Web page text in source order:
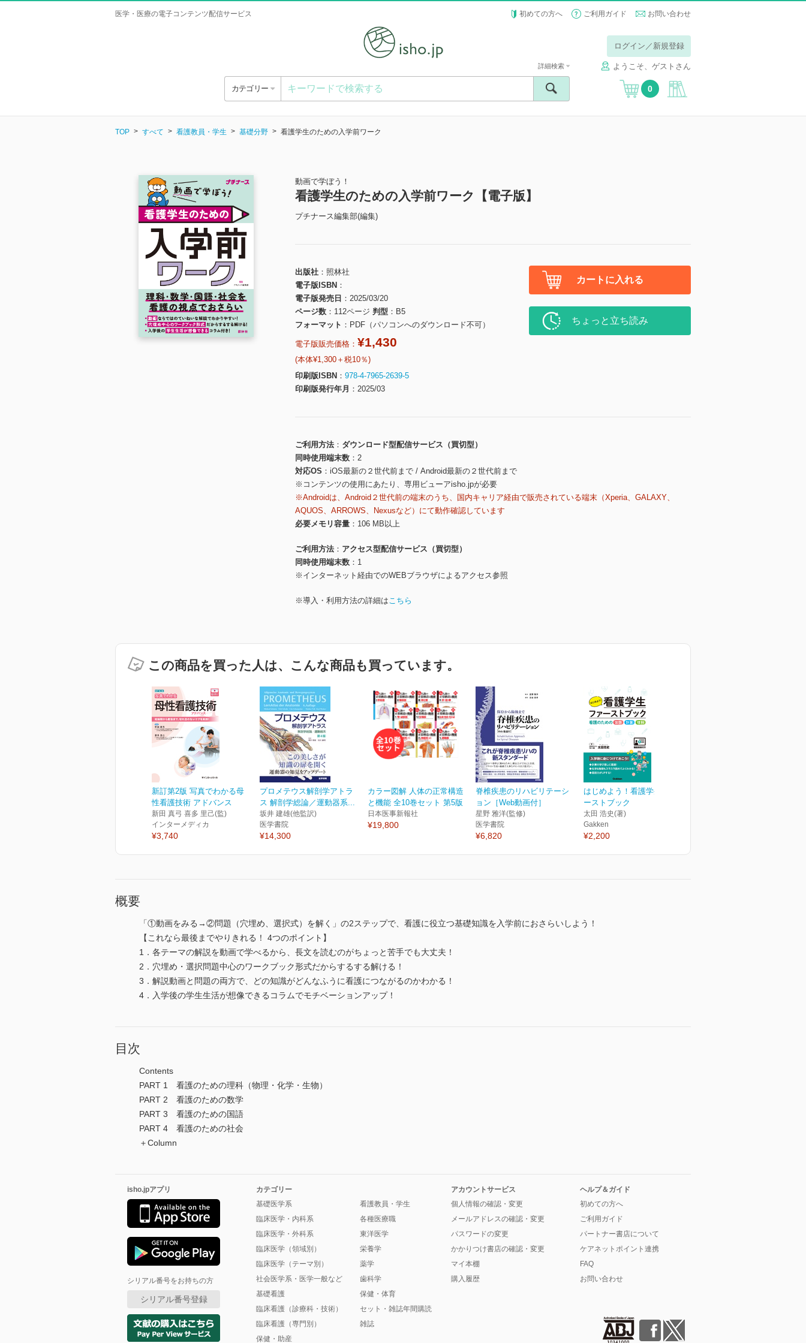
医学・医療の電子コンテンツ配信サービス 初めての方へ ご利用ガイド お問い合わせ
ログイン／新規登録
ようこそ、ゲストさん
カテゴリー
詳細検索
0
TOP すべて 看護教員・学生 基礎分野 看護学生のための入学前ワーク
動画で学ぼう！
看護学生のための入学前ワーク【電子版】
プチナース編集部(編集)
出版社
照林社
電子版ISBN
電子版発売日
2025/03/20
ページ数
112ページ 判型
B5
フォーマット
PDF（パソコンへのダウンロード不可）
電子版販売価格： ¥1,430
(本体¥1,300＋税10％)
印刷版ISBN
978-4-7965-2639-5
印刷版発行年月
2025/03
カートに入れる
ちょっと立ち読み
ご利用方法
ダウンロード型配信サービス（買切型）
同時使用端末数
2
対応OS
iOS最新の２世代前まで / Android最新の２世代前まで
※コンテンツの使用にあたり、専用ビューアisho.jpが必要
※Androidは、Android２世代前の端末のうち、国内キャリア経由で販売されている端末（Xperia、GALAXY、
AQUOS、ARROWS、Nexusなど）にて動作確認しています
必要メモリ容量
106 MB以上
ご利用方法
アクセス型配信サービス（買切型）
同時使用端末数
1
※インターネット経由でのWEBブラウザによるアクセス参照
※導入・利用方法の詳細はこちら
この商品を買った人は、こんな商品も買っています。
新訂第2版 写真でわかる母
性看護技術 アドバンス
新田 真弓 喜多 里己(監)
インターメディカ
¥3,740
プロメテウス解剖学アトラ
ス 解剖学総論／運動器系...
坂井 建雄(他監訳)
医学書院
¥14,300
カラー図解 人体の正常構造
と機能 全10巻セット 第5版
日本医事新報社
¥19,800
脊椎疾患のリハビリテーシ
ョン［Web動画付］
星野 雅洋(監修)
医学書院
¥6,820
はじめよう！看護学生ファ
ーストブック
太田 浩史(著)
Gakken
¥2,200
概要
「①動画をみる→②問題（穴埋め、選択式）を解く」の2ステップで、看護に役立つ基礎知識を入学前におさらいしよう！
【これなら最後までやりきれる！ 4つのポイント】
1．各テーマの解説を動画で学べるから、長文を読むのがちょっと苦手でも大丈夫！
2．穴埋め・選択問題中心のワークブック形式だからするする解ける！
3．解説動画と問題の両方で、どの知識がどんなふうに看護につながるのかわかる！
4．入学後の学生生活が想像できるコラムでモチベーションアップ！
目次
Contents
PART 1 看護のための理科（物理・化学・生物）
PART 2 看護のための数学
PART 3 看護のための国語
PART 4 看護のための社会
＋Column
isho.jpアプリ
シリアル番号をお持ちの方
シリアル番号登録
カテゴリー
基礎医学系
臨床医学・内科系
臨床医学・外科系
臨床医学（領域別）
臨床医学（テーマ別）
社会医学系・医学一般など
基礎看護
臨床看護（診療科・技術）
臨床看護（専門別）
保健・助産
看護教員・学生
各種医療職
東洋医学
栄養学
薬学
歯科学
保健・体育
セット・雑誌年間購読
雑誌
アカウントサービス
個人情報の確認・変更
メールアドレスの確認・変更
パスワードの変更
かかりつけ書店の確認・変更
マイ本棚
購入履歴
ヘルプ＆ガイド
初めての方へ
ご利用ガイド
パートナー書店について
ケアネットポイント連携
FAQ
お問い合わせ